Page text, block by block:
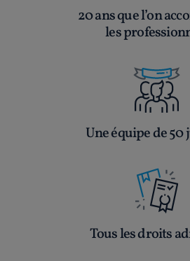
20 ans que l’on
les
Une équipe de 50
Tous les droits